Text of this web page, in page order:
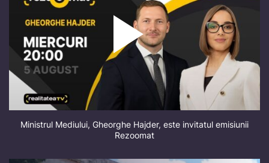
Ministrul Mediului, Gheorghe Hajder, este invitatul emisiunii
Rezoomat